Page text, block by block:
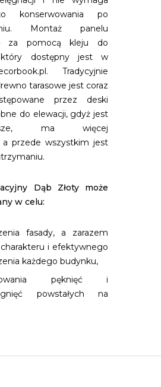
konserwowania po
Montaż panelu
za pomocą kleju do
który dostępny jest w
Tradycyjnie
tarasowe jest coraz
przez deski
do elewacji, gdyż jest
ma więcej
a przede wszystkim jest
Dąb Złoty może
w celu:
fasady, a zarazem
i efektywnego
każdego budynku,
pęknięć i
powstałych na